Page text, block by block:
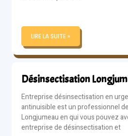
LIRE LA SUITE »
Désinsectisation
Entreprise désinsectisation en
antinuisible est un professionnel
Longjumeau en qui vous pouvez
entreprise de désinsectisation et